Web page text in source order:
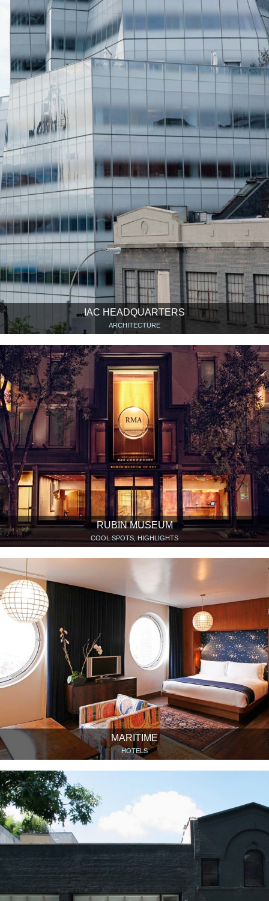
IAC HEADQUARTERS
ARCHITECTURE
RUBIN MUSEUM
COOL SPOTS, HIGHLIGHTS
MARITIME
HOTELS